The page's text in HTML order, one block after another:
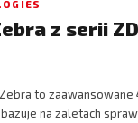
z serii
to
na zaletach